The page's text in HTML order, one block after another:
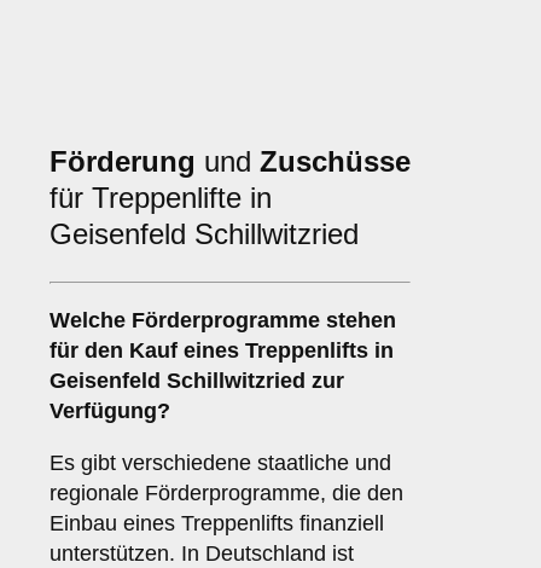
Förderung und Zuschüsse
für Treppenlifte in
Geisenfeld Schillwitzried
Welche Förderprogramme stehen
für den Kauf eines Treppenlifts in
Geisenfeld Schillwitzried zur
Verfügung?
Es gibt verschiedene staatliche und
regionale Förderprogramme, die den
Einbau eines Treppenlifts finanziell
unterstützen. In Deutschland ist